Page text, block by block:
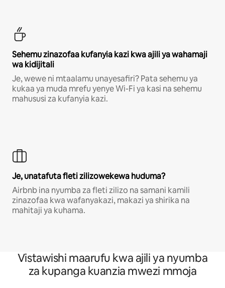
Sehemu zinazofaa kufanyia kazi kwa ajili ya wahamaji
wa kidijitali
Je, wewe ni mtaalamu unayesafiri? Pata sehemu ya
kukaa ya muda mrefu yenye Wi-Fi ya kasi na sehemu
mahususi za kufanyia kazi.
Je, unatafuta fleti zilizowekewa huduma?
Airbnb ina nyumba za fleti zilizo na samani kamili
zinazofaa kwa wafanyakazi, makazi ya shirika na
mahitaji ya kuhama.
Vistawishi maarufu kwa ajili ya nyumba
za kupanga kuanzia mwezi mmoja